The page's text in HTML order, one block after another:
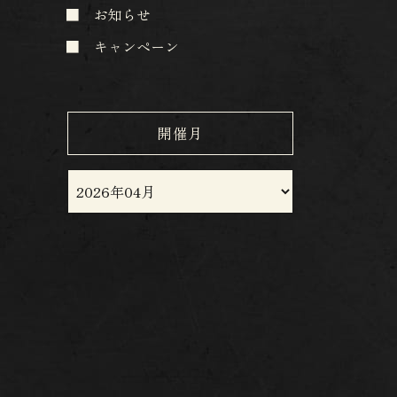
お知らせ
キャンペーン
開催月